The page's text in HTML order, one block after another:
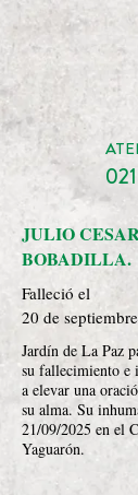
JULIO
BOBADILLA.
Falleció el
20 de
Jardín de La Paz
su fallecimiento e
a elevar una
su alma. Su
21/09/2025 en el
Yaguarón.